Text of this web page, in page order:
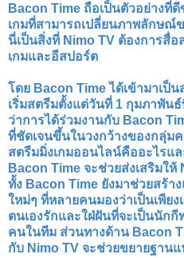
Bacon Time ถือเป็นตัวอย่างที่
เกมที่สามารถเปลี่ยนภาพลักษณ์
นี่เป็นสิ่งที่ Nimo TV ต้องการสื่
เกมและอีสปอร์ต
โดย Bacon Time ได้เข้ามาเป็
เริ่มสตรีมตั้งแต่วันที่ 1 กุมภาพัน
ว่าการได้ร่วมงานกับ Bacon
ที่ชัดเจนขึ้นในวงกว้างของกลุ่ม
สตรีมมิ่งเกมออนไลน์คืออะไรแ
Bacon Time จะช่วยส่งเสริมใ
ทั้ง Bacon Time ยังมาช่วยสร้า
ใหม่ๆ ที่หลายคนมองว่าเป็นเพียง
ตนเองรักและใฝ่ฝันที่จะเป็นนัก
คนในทีม ส่วนทางด้าน Bacon
กับ Nimo TV จะช่วยขยายฐาน